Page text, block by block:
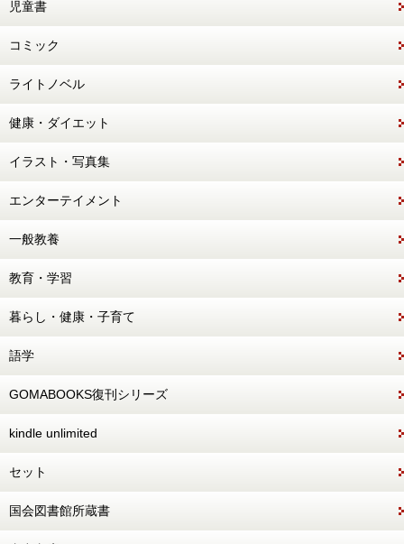
児童書
コミック
ライトノベル
健康・ダイエット
イラスト・写真集
エンターテイメント
一般教養
教育・学習
暮らし・健康・子育て
語学
GOMABOOKS復刊シリーズ
kindle unlimited
セット
国会図書館所蔵書